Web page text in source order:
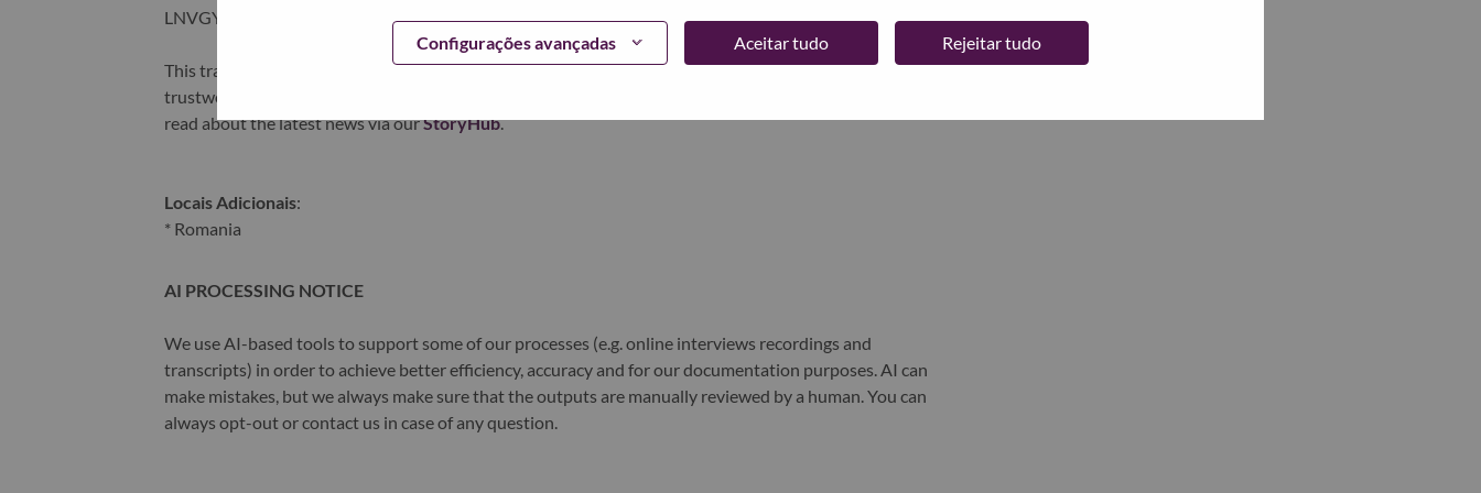
Configurações avançadas Aceitar tudo Rejeitar tudo
LNVGY).
This transformation together with Lenovo’s world-changing innovation is building a more inclusive,
trustworthy, and smarter future for everyone, everywhere. To find out more visit
read about the latest news via ourStoryHub.
Locais Adicionais:
* Romania
AI PROCESSING NOTICE
We use AI-based tools to support some of our processes (e.g. online interviews recordings and
transcripts) in order to achieve better efficiency, accuracy and for our documentation purposes. AI can
make mistakes, but we always make sure that the outputs are manually reviewed by a human. You can
always opt-out or contact us in case of any question.